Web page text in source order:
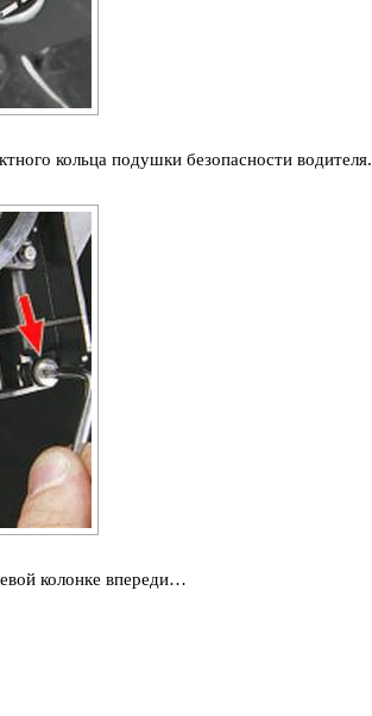
кольца подушки безопасности водителя.
колонке впереди…